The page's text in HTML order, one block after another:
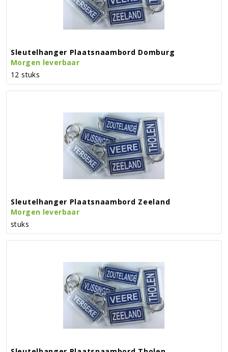
Sleutelhanger Plaatsnaambord Domburg
Morgen leverbaar
12 stuks
Sleutelhanger Plaatsnaambord Zeeland
Morgen leverbaar
stuks